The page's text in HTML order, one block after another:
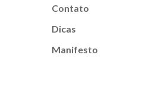
Contato
Dicas
Manifesto